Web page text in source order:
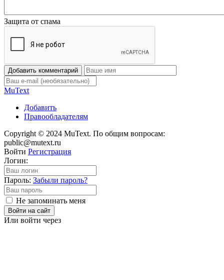
Защита от спама
Добавить комментарий
MuText
Добавить
Правообладателям
Copyright © 2024 MuText. По общим вопросам:
public@mutext.ru
Войти Регистрация
Логин:
Пароль: Забыли пароль?
Не запоминать меня
Войти на сайт
Или войти через